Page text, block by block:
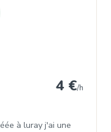
4 €/h
à luray j'ai une